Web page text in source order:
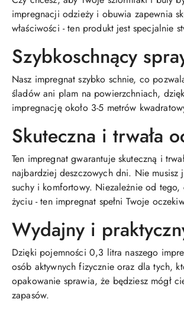
impregnacji odzieży i obuwia zapewnia
właściwości - ten produkt jest specjalnie
Szybkoschnący
Nasz impregnat szybko schnie, co
śladów ani plam na powierzchniach,
impregnację około 3-5 metrów
Skuteczna i trwała
Ten impregnat gwarantuje skuteczną i
najbardziej deszczowych dni. Nie musisz
suchy i komfortowy. Niezależnie od tego,
życiu - ten impregnat spełni Twoje
Wydajny i
Dzięki pojemności 0,3 litra naszego
osób aktywnych fizycznie oraz dla tych,
opakowanie sprawia, że będziesz mógł
zapasów.